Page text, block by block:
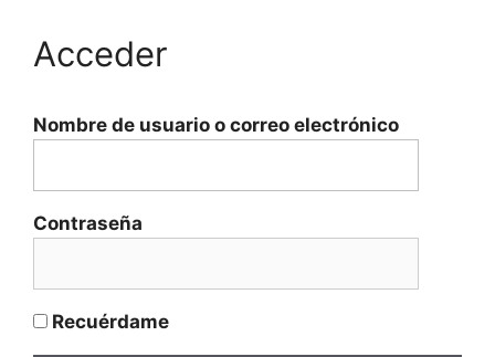
Acceder
Nombre de usuario o correo electrónico
Contraseña
Recuérdame